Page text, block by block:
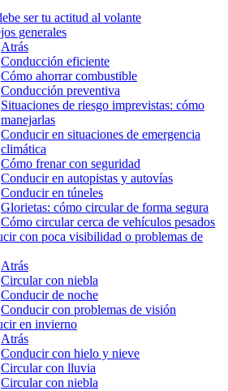
ser tu actitud al volante
generales
Atrás
Conducción eficiente
Cómo ahorrar combustible
Conducción preventiva
Situaciones de riesgo imprevistas: cómo
manejarlas
Conducir en situaciones de emergencia
climática
Cómo frenar con seguridad
Conducir en autopistas y autovías
Conducir en túneles
Glorietas: cómo circular de forma segura
Cómo circular cerca de vehículos pesados
con poca visibilidad o problemas de
Atrás
Circular con niebla
Conducir de noche
Conducir con problemas de visión
en invierno
Atrás
Conducir con hielo y nieve
Circular con lluvia
Circular con niebla